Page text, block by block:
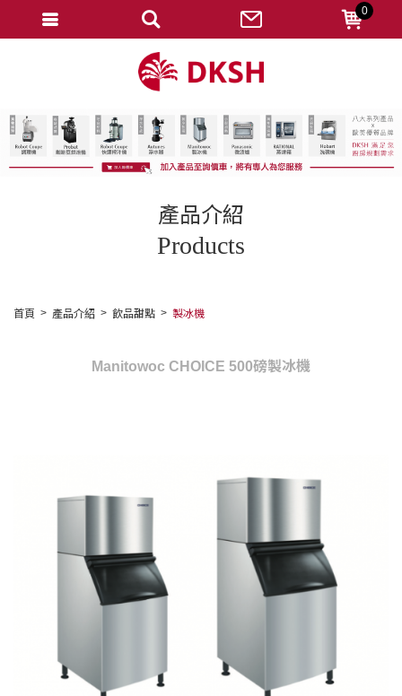
產品介紹
Products
首頁 產品介紹 飲品甜點 製冰機
Manitowoc CHOICE 500磅製冰機
0
忘記密碼
變更密碼